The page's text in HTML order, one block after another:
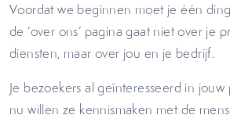
Voordat we beginnen moet je één
de ‘over ons’ pagina gaat niet over je
diensten, maar over jou en je bedrijf.
Je bezoekers al geïnteresseerd in
nu willen ze kennismaken met de